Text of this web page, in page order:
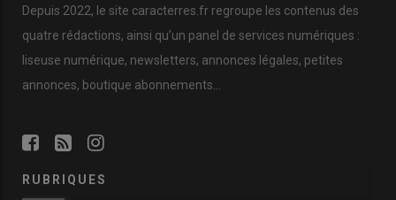
Depuis 2022, le site caracterres.fr regroupe les contenus des
quatre rédactions, ainsi qu’un panel de services numériques :
liseuse numérique, newsletters, annonces légales, petites
annonces, boutique abonnements…
RUBRIQUES